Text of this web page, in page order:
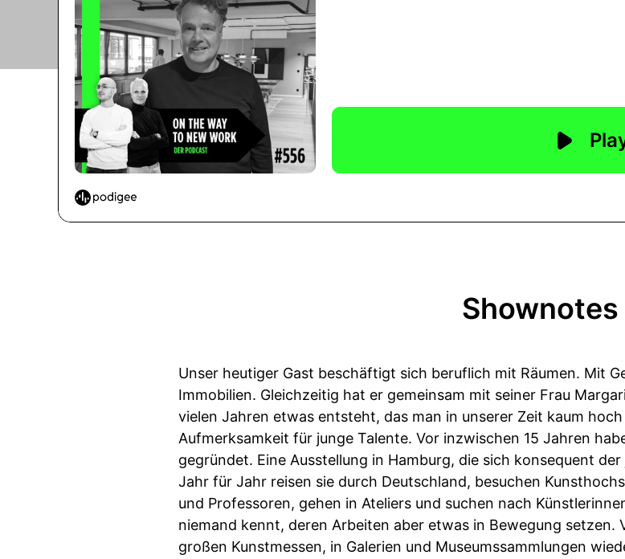
Shownotes
Unser heutiger Gast beschäftigt sich beruflich mit Räumen. Mit
Immobilien. Gleichzeitig hat er gemeinsam mit seiner Frau
vielen Jahren etwas entsteht, das man in unserer Zeit kaum
Aufmerksamkeit für junge Talente. Vor inzwischen 15 Jahren
gegründet. Eine Ausstellung in Hamburg, die sich konsequent
Jahr für Jahr reisen sie durch Deutschland, besuchen
und Professoren, gehen in Ateliers und suchen nach
niemand kennt, deren Arbeiten aber etwas in Bewegung setzen.
großen Kunstmessen, in Galerien und Museumssammlungen